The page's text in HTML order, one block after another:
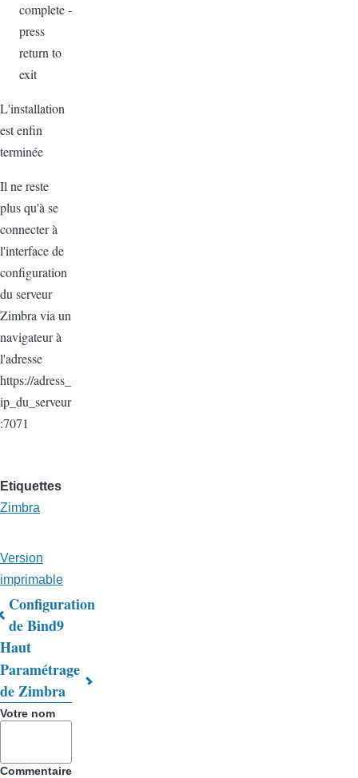
complete -
press
return to
exit
L'installation
est enfin
terminée
Il ne reste
plus qu'à se
connecter à
l'interface de
configuration
du serveur
Zimbra via un
navigateur à
l'adresse
https://adress_
ip_du_serveur
:7071
Etiquettes
Zimbra
Version
imprimable
Liens
transversaux
de
livre
Trucs
Configuration
de Bind9
Haut
Paramétrage
de Zimbra
Votre nom
Commentaire